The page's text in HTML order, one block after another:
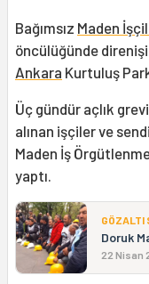
Bağımsız Maden
öncülüğünde
Ankara Kurtuluş
Üç gündür açlık
alınan işçiler ve
Maden İş
yaptı.
GÖZALTI
Doruk
22 Nisan